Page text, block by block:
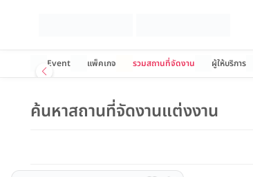
Event แพ็คเกจ รวมสถานที่จัดงาน ผู้ให้บริการ
ค้นหาสถานที่จัดงานแต่งงาน